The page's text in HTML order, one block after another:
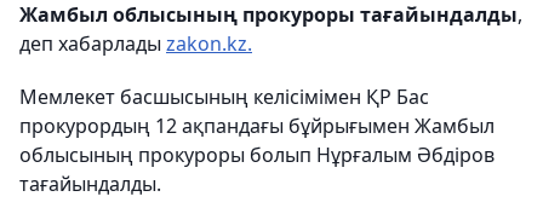
Жамбыл облысының прокуроры тағайындалды,
деп хабарлады zakon.kz.
Мемлекет басшысының келісімімен ҚР Бас
прокурордың 12 ақпандағы бұйрығымен Жамбыл
облысының прокуроры болып Нұрғалым Әбдіров
тағайындалды.